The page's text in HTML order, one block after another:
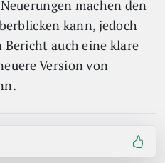
machen den
kann, jedoch
Bericht auch eine klare
Version von